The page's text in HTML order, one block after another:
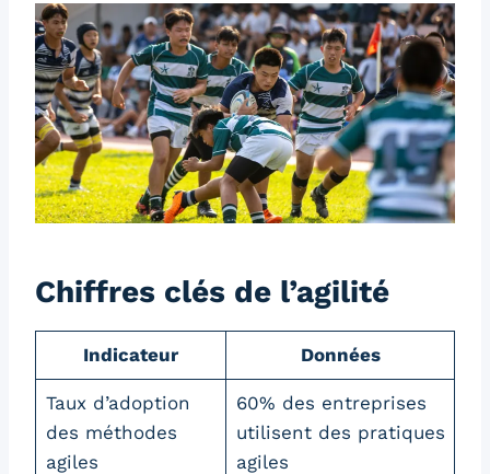
Chiffres clés de l’agilité
Indicateur Données
Taux d’adoption
des méthodes
agiles
60% des entreprises
utilisent des pratiques
agiles